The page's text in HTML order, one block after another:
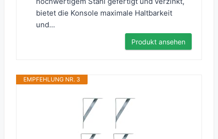
bietet die Konsole maximale Haltbarkeit
und...
Produkt ansehen
EMPFEHLUNG NR. 3